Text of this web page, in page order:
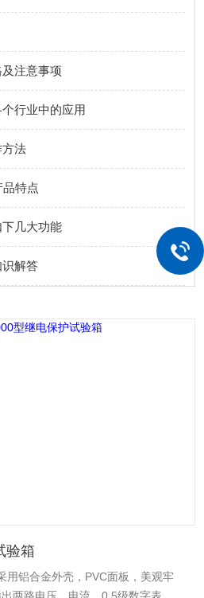
注意事项
行业中的应用
方法
特点
几大功能
解答
验箱
用铝合金外壳，PVC面板，美观牢